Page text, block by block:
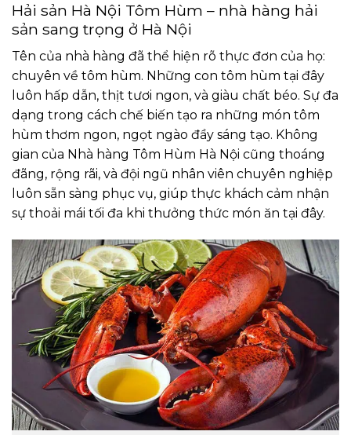
Hải sản Hà Nội Tôm Hùm – nhà hàng hải
sản sang trọng ở Hà Nội
Tên của nhà hàng đã thể hiện rõ thực đơn của họ:
chuyên về tôm hùm. Những con tôm hùm tại đây
luôn hấp dẫn, thịt tươi ngon, và giàu chất béo. Sự đa
dạng trong cách chế biến tạo ra những món tôm
hùm thơm ngon, ngọt ngào đầy sáng tạo. Không
gian của Nhà hàng Tôm Hùm Hà Nội cũng thoáng
đãng, rộng rãi, và đội ngũ nhân viên chuyên nghiệp
luôn sẵn sàng phục vụ, giúp thực khách cảm nhận
sự thoải mái tối đa khi thưởng thức món ăn tại đây.